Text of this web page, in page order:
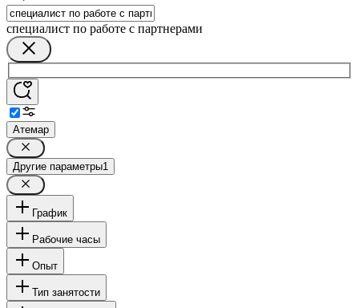
специалист по работе с партнерами
Атемар
Другие параметры1
График
Рабочие часы
Опыт
Тип занятости